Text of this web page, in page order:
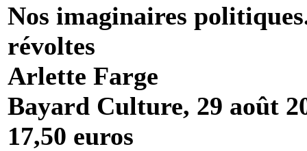
Nos imaginaires
révoltes
Arlette Farge
Bayard Culture, 29 août
17,50 euros